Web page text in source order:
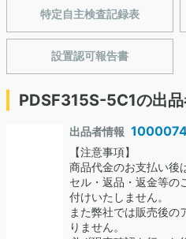
特定自主検査記録表
設置認可報告書
PDSF315S-5C1の出
出品者情報
【注意事項】
商品代金のお支払い後
セル・返品・返金等の
付けいたしません。
また弊社では販売後の
りません。